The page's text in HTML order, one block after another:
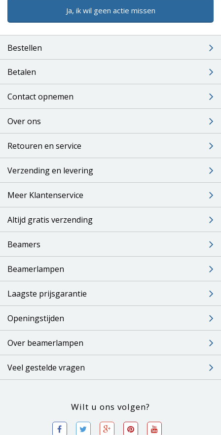
Ja, ik wil geen actie missen
Bestellen
Betalen
Contact opnemen
Over ons
Retouren en service
Verzending en levering
Meer Klantenservice
Altijd gratis verzending
Beamers
Beamerlampen
Laagste prijsgarantie
Openingstijden
Over beamerlampen
Veel gestelde vragen
Wilt u ons volgen?